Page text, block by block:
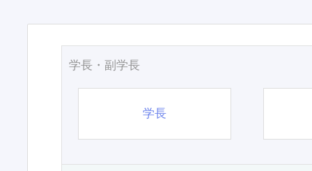
学長・副学長
学長